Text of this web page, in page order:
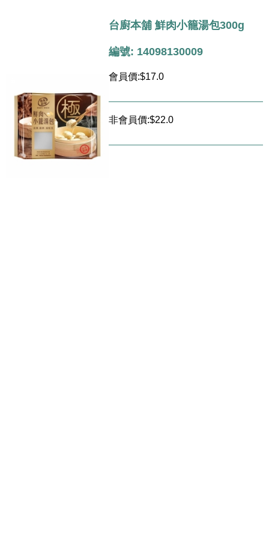
台廚本舖 鮮肉小籠湯包300g
編號: 14098130009
會員價:$17.0
非會員價:$22.0